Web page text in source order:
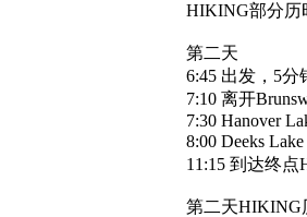
HIKING部分历
第二天
6:45 出发，5分
7:10 离开
7:30 Hanover
8:00 Deeks
11:15 到达终
第二天HIKING